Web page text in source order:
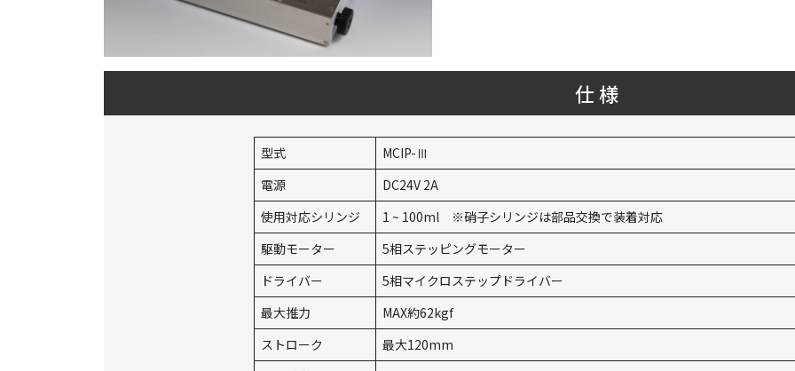
仕 様
型式
MCIP-Ⅲ
電源
DC24V 2A
使用対応シリンジ
1 ~ 100ml ※硝子シリンジは部品交換で装着対応
駆動モーター
5相ステッピングモーター
ドライバー
5相マイクロステップドライバー
最大推力
MAX約62kgf
ストローク
最大120mm